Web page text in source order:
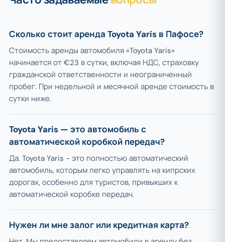
Сколько стоит аренда Toyota Yaris в Пафосе?
Стоимость аренды автомобиля «Toyota Yaris»
начинается от €23 в сутки, включая НДС, страховку
гражданской ответственности и неограниченный
пробег. При недельной и месячной аренде стоимость в
сутки ниже.
Toyota Yaris — это автомобиль с
автоматической коробкой передач?
Да. Toyota Yaris - это полностью автоматический
автомобиль, которым легко управлять на кипрских
дорогах, особенно для туристов, привыкших к
автоматической коробке передач.
Нужен ли мне залог или кредитная карта?